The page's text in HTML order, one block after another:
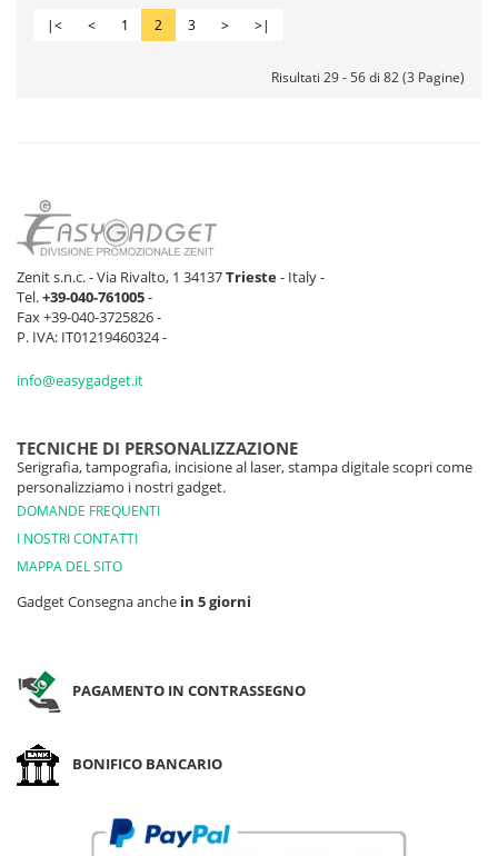
|< < 1 2 3 > >|
Risultati 29 - 56 di 82 (3 Pagine)
Zenit s.n.c. - Via Rivalto, 1 34137Trieste- Italy -
Tel.+39-040-761005-
Fax +39-040-3725826 -
P. IVA: IT01219460324 -
info@easygadget.it
TECNICHE DI PERSONALIZZAZIONE
Serigrafia, tampografia, incisione al laser, stampa digitale scopri come
personalizziamo i nostri gadget.
DOMANDE FREQUENTI
I NOSTRI CONTATTI
MAPPA DEL SITO
Gadget Consegna anche in 5 giorni
PAGAMENTO IN CONTRASSEGNO
BONIFICO BANCARIO